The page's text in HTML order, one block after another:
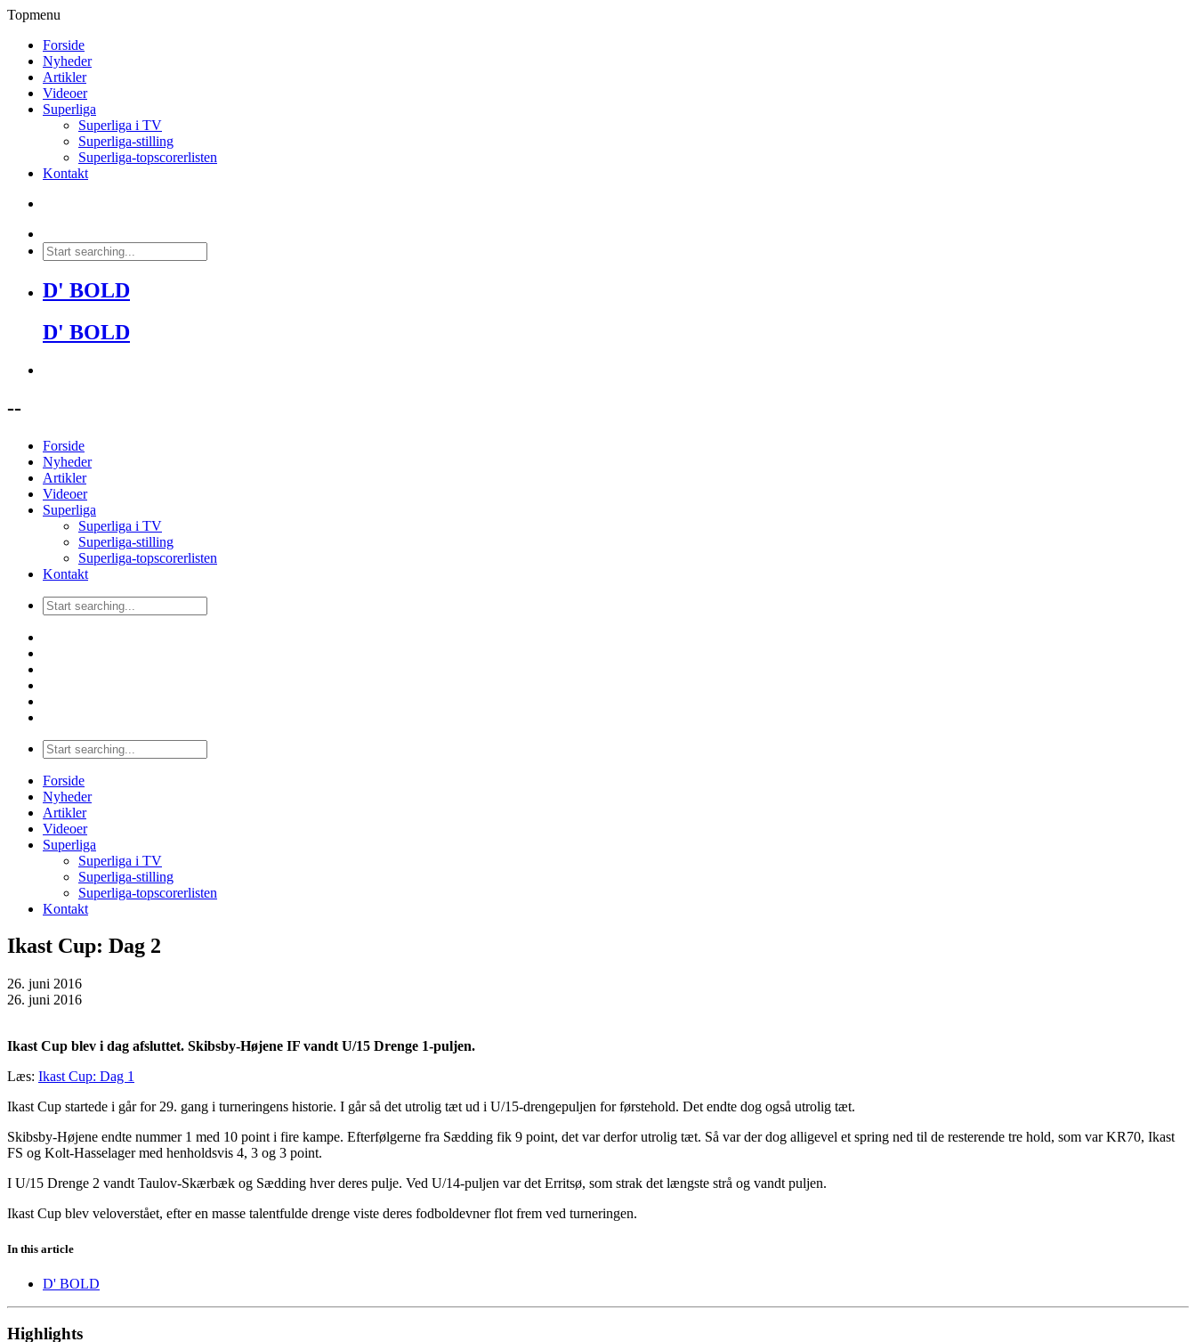
Topmenu
Forside
Nyheder
Artikler
Videoer
Superliga
Superliga i TV
Superliga-stilling
Superliga-topscorerlisten
Kontakt
D' BOLD
D' BOLD
--
Forside
Nyheder
Artikler
Videoer
Superliga
Superliga i TV
Superliga-stilling
Superliga-topscorerlisten
Kontakt
Forside
Nyheder
Artikler
Videoer
Superliga
Superliga i TV
Superliga-stilling
Superliga-topscorerlisten
Kontakt
Ikast Cup: Dag 2
26. juni 2016
26. juni 2016
Ikast Cup blev i dag afsluttet. Skibsby-Højene IF vandt U/15 Drenge 1-puljen.
Læs: Ikast Cup: Dag 1
Ikast Cup startede i går for 29. gang i turneringens historie. I går så det utrolig tæt ud i U/15-drengepuljen for førstehold. Det endte dog også utrolig tæt.
Skibsby-Højene endte nummer 1 med 10 point i fire kampe. Efterfølgerne fra Sædding fik 9 point, det var derfor utrolig tæt. Så var der dog alligevel et spring ned til de resterende tre hold, som var KR70, Ikast
FS og Kolt-Hasselager med henholdsvis 4, 3 og 3 point.
I U/15 Drenge 2 vandt Taulov-Skærbæk og Sædding hver deres pulje. Ved U/14-puljen var det Erritsø, som strak det længste strå og vandt puljen.
Ikast Cup blev veloverstået, efter en masse talentfulde drenge viste deres fodboldevner flot frem ved turneringen.
In this article
D' BOLD
Highlights